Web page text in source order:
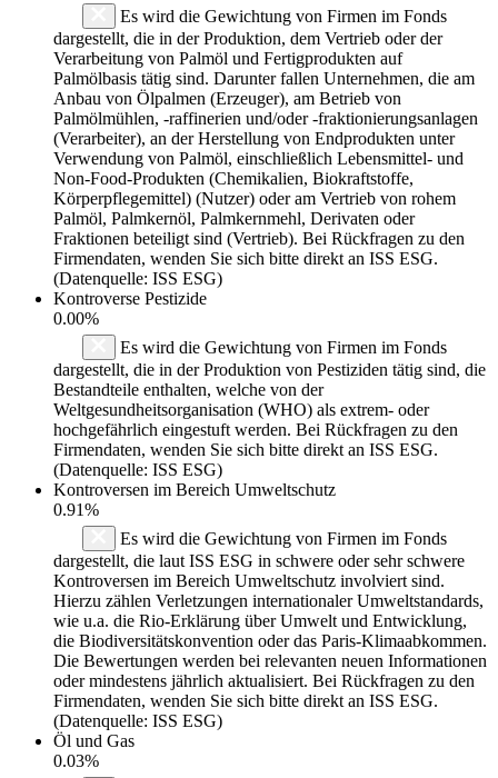
Es wird die Gewichtung von Firmen im Fonds
dargestellt, die in der Produktion, dem Vertrieb oder der
Verarbeitung von Palmöl und Fertigprodukten auf
Palmölbasis tätig sind. Darunter fallen Unternehmen, die am
Anbau von Ölpalmen (Erzeuger), am Betrieb von
Palmölmühlen, -raffinerien und/oder -fraktionierungsanlagen
(Verarbeiter), an der Herstellung von Endprodukten unter
Verwendung von Palmöl, einschließlich Lebensmittel- und
Non-Food-Produkten (Chemikalien, Biokraftstoffe,
Körperpflegemittel) (Nutzer) oder am Vertrieb von rohem
Palmöl, Palmkernöl, Palmkernmehl, Derivaten oder
Fraktionen beteiligt sind (Vertrieb). Bei Rückfragen zu den
Firmendaten, wenden Sie sich bitte direkt an ISS ESG.
(Datenquelle: ISS ESG)
Kontroverse Pestizide
0.00%
Es wird die Gewichtung von Firmen im Fonds
dargestellt, die in der Produktion von Pestiziden tätig sind, die
Bestandteile enthalten, welche von der
Weltgesundheitsorganisation (WHO) als extrem- oder
hochgefährlich eingestuft werden. Bei Rückfragen zu den
Firmendaten, wenden Sie sich bitte direkt an ISS ESG.
(Datenquelle: ISS ESG)
Kontroversen im Bereich Umweltschutz
0.91%
Es wird die Gewichtung von Firmen im Fonds
dargestellt, die laut ISS ESG in schwere oder sehr schwere
Kontroversen im Bereich Umweltschutz involviert sind.
Hierzu zählen Verletzungen internationaler Umweltstandards,
wie u.a. die Rio-Erklärung über Umwelt und Entwicklung,
die Biodiversitätskonvention oder das Paris-Klimaabkommen.
Die Bewertungen werden bei relevanten neuen Informationen
oder mindestens jährlich aktualisiert. Bei Rückfragen zu den
Firmendaten, wenden Sie sich bitte direkt an ISS ESG.
(Datenquelle: ISS ESG)
Öl und Gas
0.03%